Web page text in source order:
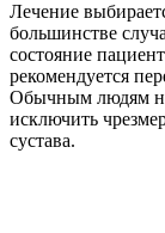
Лечение
большинстве
состояние
рекомендуется
Обычным людям
исключить
сустава.